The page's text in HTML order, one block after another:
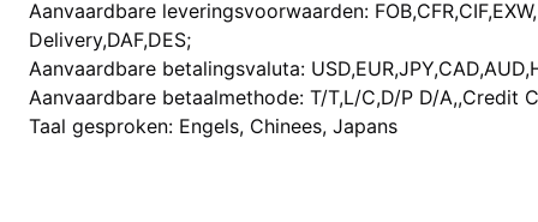
Aanvaardbare leveringsvoorwaarden:
Delivery,DAF,DES;
Aanvaardbare betalingsvaluta:
Aanvaardbare betaalmethode: T/T,L/C,D/P D/A,,Credit
Taal gesproken: Engels, Chinees, Japans